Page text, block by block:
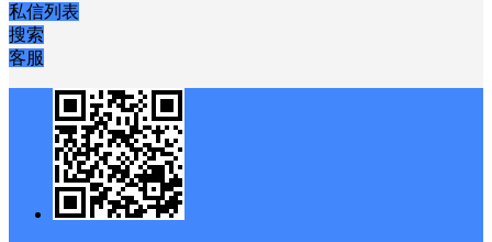
私信列表
搜索
客服